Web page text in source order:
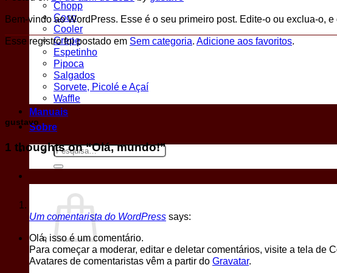
Chopp
Coco
Cooler
Crepe
Espetinho
Pipoca
Salgados
Sorvete, Picolé e Açaí
Waffle
Manuais
Sobre
Pesquisar
por:
Bem-vindo ao WordPress. Esse é o seu primeiro post. Edite-o ou exclua-o,
Esse registro foi postado em Sem categoria. Adicione aos favoritos.
gustavo
1 thoughts on “Olá, mundo!”
Um comentarista do WordPress says:
Olá, isso é um comentário.
Para começar a moderar, editar e deletar comentários, visite a tela de
Avatares de comentaristas vêm a partir do Gravatar.